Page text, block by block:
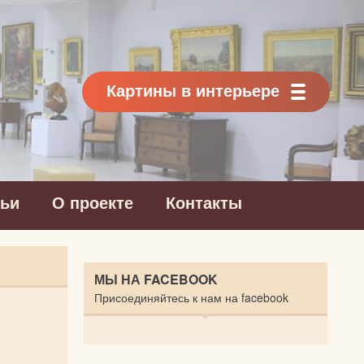
Картины в интерьере
О проекте Контакты
МЫ НА FACEBOOK
Присоединяйтесь к нам на facebook